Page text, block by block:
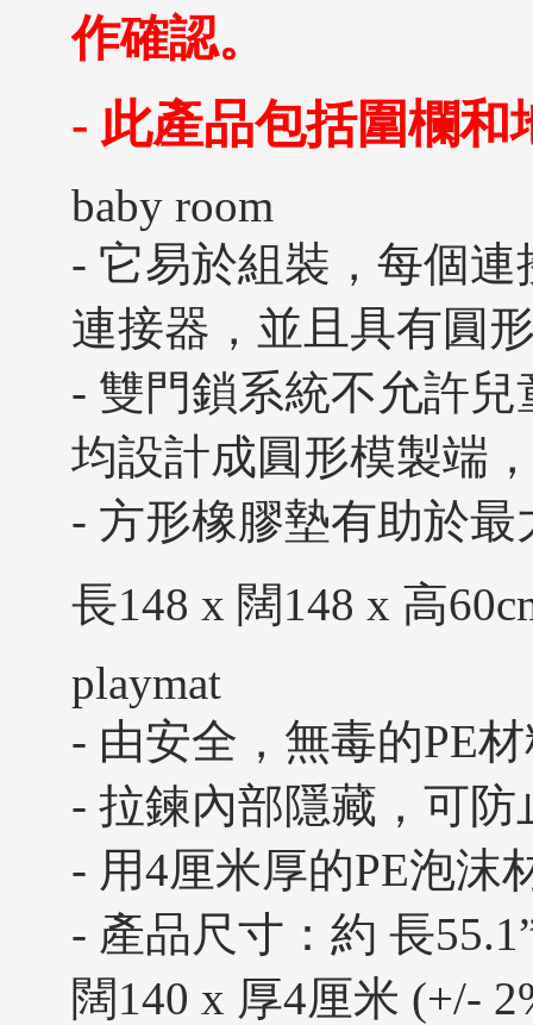
作確認。
- 此產品包括圍欄和
baby room
- 它易於組裝，每個
連接器，並且具有圓
- 雙門鎖系統不允許
均設計成圓形模製端
- 方形橡膠墊有助於
長148 x 闊148 x 高
playmat
- 由安全，無毒的PE
- 拉鍊內部隱藏，可
- 用4厘米厚的PE泡沫
- 產品尺寸：約 長
闊140 x 厚4厘米 (+/-